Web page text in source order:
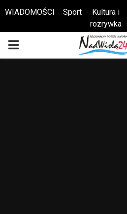
Otwórz pasek narzędzi
WIADOMOŚCI Sport
Kultura i
rozrywka
PRIMARY